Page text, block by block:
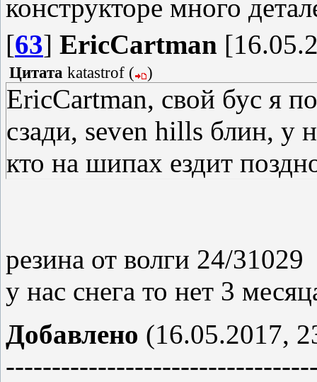
конструкторе много
[63] EricCartman
Цитата katastrof ( )
EricCartman, свой бус я
сзади, seven hills блин, у
кто на шипах ездит
резина от волги 24/31029
у нас снега то нет 3
Добавлено (16.05.2017,